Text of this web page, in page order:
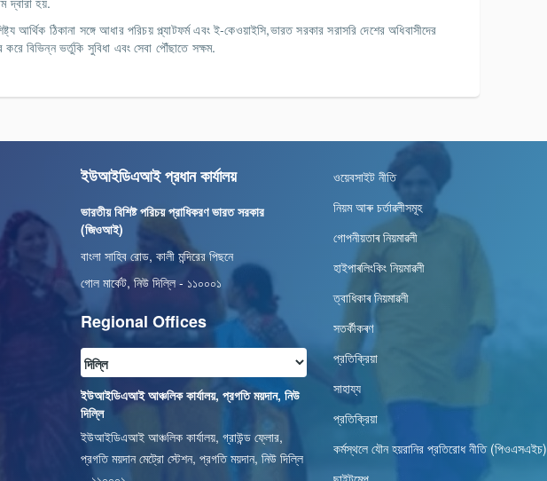
আর্থিক ঠিকানা সঙ্গে আধার পরিচয় প্ল্যাটফর্ম এবং ই-কেওয়াইসি,ভারত সরকার সরাসরি দেশের অধিবাসীদের
করে বিভিন্ন ভর্তুকি সুবিধা এবং সেবা পৌঁছাতে সক্ষম.
ইউআইডিএআই প্রধান কার্যালয়
ভারতীয় বিশিষ্ট পরিচয় প্রাধিকরণ ভারত সরকার
(জিওআই)
বাংলা সাহিব রোড, কালী মন্দিরের পিছনে
গোল মার্কেট, নিউ দিল্লি - ১১০০০১
Regional Offices
ইউআইডিএআই আঞ্চলিক কার্যালয়, প্রগতি ময়দান, নিউ
দিল্লি
ইউআইডিএআই আঞ্চলিক কার্যালয়, গ্রাউন্ড ফ্লোর,
প্রগতি ময়দান মেট্রো স্টেশন, প্রগতি ময়দান, নিউ দিল্লি
ওয়েবসাইট নীতি
নিয়ম আৰু চৰ্তাৱলীসমূহ
গোপনীয়তাৰ নিয়মাৱলী
হাইপাৰলিংকিং নিয়মাৱলী
ত্বাধিকাৰ নিয়মাৱলী
সতৰ্কীকৰণ
প্রতিক্রিয়া
সাহায্য
প্রতিক্রিয়া
কর্মস্থলে যৌন হয়রানির প্রতিরোধ নীতি (পিওএসএইচ)